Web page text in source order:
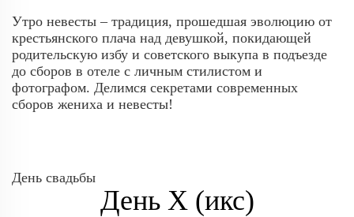
Утро невесты – традиция, прошедшая эволюцию от
крестьянского плача над девушкой, покидающей
родительскую избу и советского выкупа в подъезде
до сборов в отеле с личным стилистом и
фотографом. Делимся секретами современных
сборов жениха и невесты!
День свадьбы
День Х (икс)